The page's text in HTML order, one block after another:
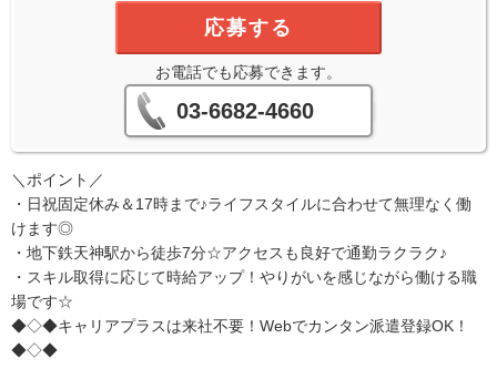
応募する
お電話でも応募できます。
03-6682-4660
＼ポイント／
・日祝固定休み＆17時まで♪ライフスタイルに合わせて無理なく働
けます◎
・地下鉄天神駅から徒歩7分☆アクセスも良好で通勤ラクラク♪
・スキル取得に応じて時給アップ！やりがいを感じながら働ける職
場です☆
◆◇◆キャリアプラスは来社不要！Webでカンタン派遣登録OK！
◆◇◆